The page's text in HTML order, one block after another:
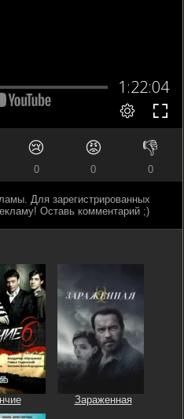
😢
0
😡
0
👎
0
Для зарегистрированных
Оставь комментарий ;)
Зараженная